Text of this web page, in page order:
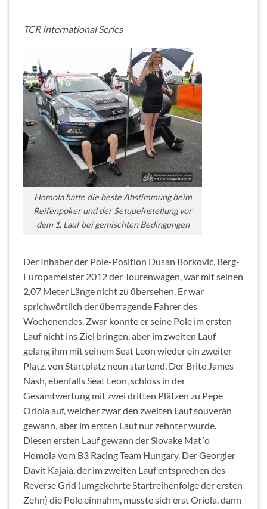
TCR International Series
Homola hatte die beste Abstimmung beim
Reifenpoker und der Setupeinstellung vor
dem 1. Lauf bei gemischten Bedingungen
Der Inhaber der Pole-Position Dusan Borkovic, Berg-
Europameister 2012 der Tourenwagen, war mit seinen
2,07 Meter Länge nicht zu übersehen. Er war
sprichwörtlich der überragende Fahrer des
Wochenendes. Zwar konnte er seine Pole im ersten
Lauf nicht ins Ziel bringen, aber im zweiten Lauf
gelang ihm mit seinem Seat Leon wieder ein zweiter
Platz, von Startplatz neun startend. Der Brite James
Nash, ebenfalls Seat Leon, schloss in der
Gesamtwertung mit zwei dritten Plätzen zu Pepe
Oriola auf, welcher zwar den zweiten Lauf souverän
gewann, aber im ersten Lauf nur zehnter wurde.
Diesen ersten Lauf gewann der Slovake Mat´o
Homola vom B3 Racing Team Hungary. Der Georgier
Davit Kajaia, der im zweiten Lauf entsprechen des
Reverse Grid (umgekehrte Startreihenfolge der ersten
Zehn) die Pole einnahm, musste sich erst Oriola, dann